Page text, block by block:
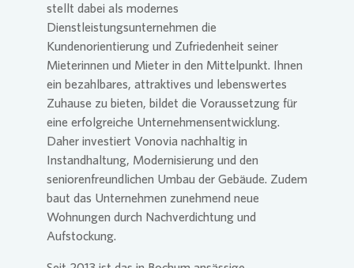
stellt dabei als modernes
Dienstleistungsunternehmen die
Kundenorientierung und Zufriedenheit seiner
Mieterinnen und Mieter in den Mittelpunkt. Ihnen
ein bezahlbares, attraktives und lebenswertes
Zuhause zu bieten, bildet die Voraussetzung für
eine erfolgreiche Unternehmensentwicklung.
Daher investiert Vonovia nachhaltig in
Instandhaltung, Modernisierung und den
seniorenfreundlichen Umbau der Gebäude. Zudem
baut das Unternehmen zunehmend neue
Wohnungen durch Nachverdichtung und
Aufstockung.